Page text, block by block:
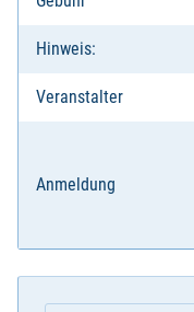
Hinweis:
Veranstalter
Anmeldung